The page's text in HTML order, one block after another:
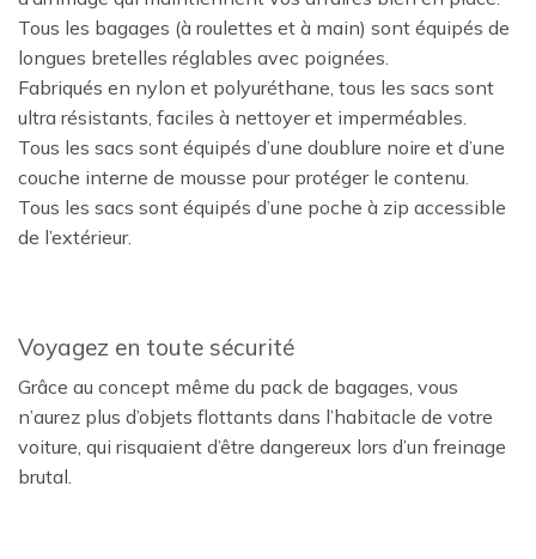
Tous les bagages (à roulettes et à main) sont équipés de
longues bretelles réglables avec poignées.
Fabriqués en nylon et polyuréthane, tous les sacs sont
ultra résistants, faciles à nettoyer et imperméables.
Tous les sacs sont équipés d’une doublure noire et d’une
couche interne de mousse pour protéger le contenu.
Tous les sacs sont équipés d’une poche à zip accessible
de l’extérieur.
Voyagez en toute sécurité
Grâce au concept même du pack de bagages, vous
n’aurez plus d’objets flottants dans l’habitacle de votre
voiture, qui risquaient d’être dangereux lors d’un freinage
brutal.